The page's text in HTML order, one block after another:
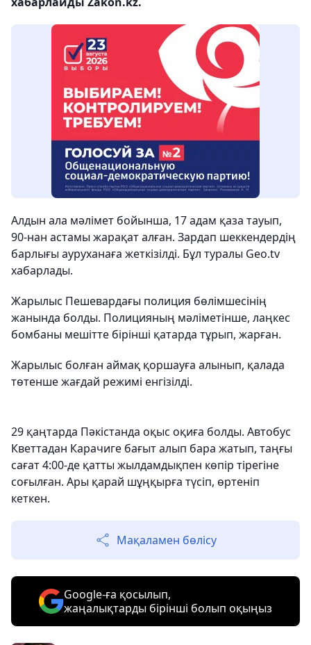
Алдын ала мәлімет бойынша, 17 адам қаза тауып,
90-нан астамы жарақат алған. Зардап шеккендердің
барлығы ауруханаға жеткізілді. Бұл туралы Geo.tv
хабарлады.
Жарылыс Пешевардағы полиция бөлімшесінің
жанында болды. Полицияның мәліметінше, лаңкес
бомбаны мешітте бірінші қатарда тұрып, жарған.
Жарылыс болған аймақ қоршауға алынып, қалада
төтенше жағдай режимі енгізілді.
29 қаңтарда Пәкістанда оқыс оқиға болды. Автобус
Кветтадан Карачиге бағыт алып бара жатып, таңғы
сағат 4:00-де қатты жылдамдықпен көпір тірегіне
соғылған. Ары қарай шұңқырға түсіп, өртеніп
кеткен.
Мақаламен бөлісу
Google-ға қосылып,
жаңалықтарды бірінші болып оқыңыз